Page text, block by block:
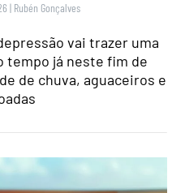
| Rubén Gonçalves
vai trazer uma
tempo já neste fim de
de chuva, aguaceiros e